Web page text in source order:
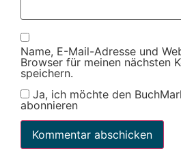
Name, E-Mail-Adresse und
Browser für meinen nächsten
speichern.
Ja, ich möchte den
abonnieren